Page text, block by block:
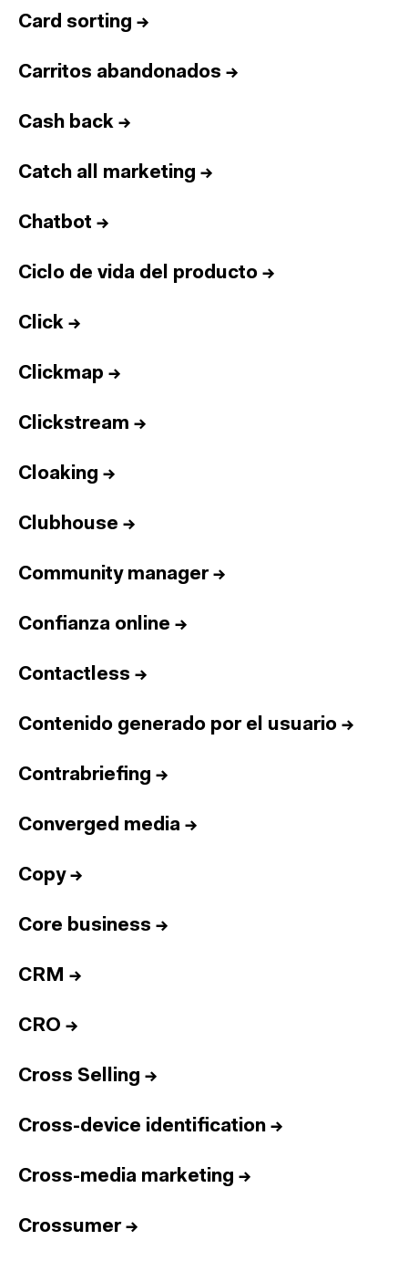
Card sorting →
Carritos abandonados →
Cash back →
Catch all marketing →
Chatbot →
Ciclo de vida del producto →
Click →
Clickmap →
Clickstream →
Cloaking →
Clubhouse →
Community manager→
Confianza online →
Contactless →
Contenido generado por el usuario →
Contrabriefing →
Converged media →
Copy→
Core business →
CRM →
CRO →
Cross Selling →
Cross-device identification →
Cross-media marketing →
Crossumer→